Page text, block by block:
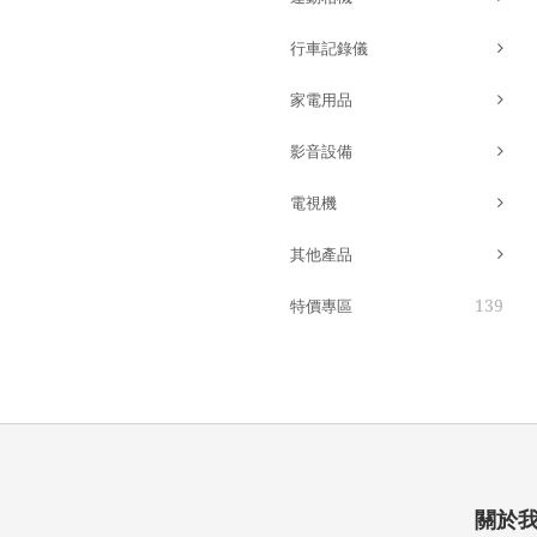
行車記錄儀
家電用品
影音設備
電視機
其他產品
特價專區 139
關於